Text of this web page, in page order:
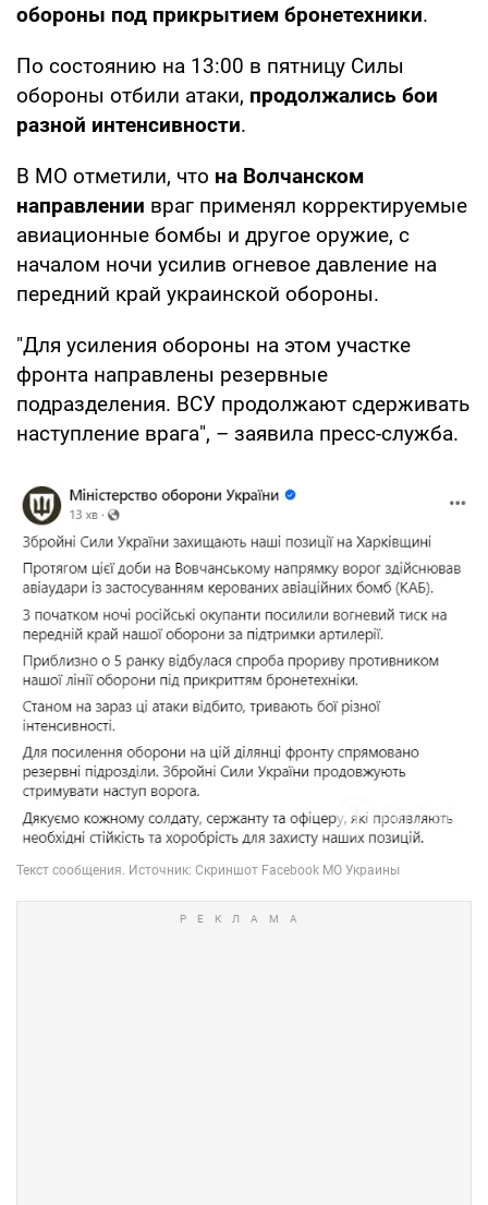
обороны под прикрытием бронетехники.
По состоянию на 13:00 в пятницу Силы
обороны отбили атаки, продолжались бои
разной интенсивности.
В МО отметили, что на Волчанском
направлении враг применял корректируемые
авиационные бомбы и другое оружие, с
началом ночи усилив огневое давление на
передний край украинской обороны.
"Для усиления обороны на этом участке
фронта направлены резервные
подразделения. ВСУ продолжают сдерживать
наступление врага", – заявила пресс-служба.